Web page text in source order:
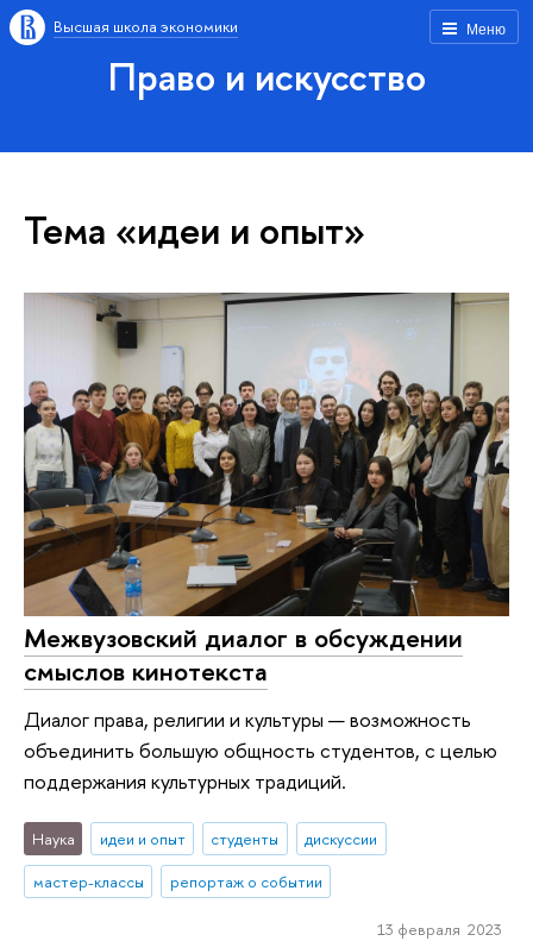
Меню
Высшая школа экономики
Право и искусство
Тема «идеи и опыт»
Межвузовский диалог в обсуждении
смыслов кинотекста
Диалог права, религии и культуры — возможность
объединить большую общность студентов, с целью
поддержания культурных традиций.
Наука идеи и опыт студенты
дискуссии
мастер-классы
репортаж о событии
13 февраля 2023